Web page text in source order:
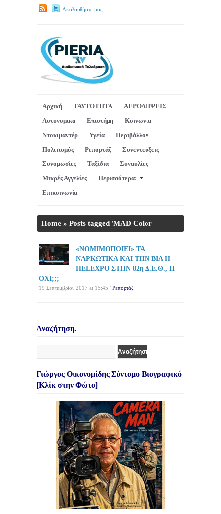
Ακολουθήστε μας.
Αρχική ΤΑΥΤΟΤΗΤΑ
ΑΕΡΟΛΗΨΕΙΣ
Αστυνομικά
Επιστήμη
Κοινωνία
Ντοκιμαντέρ
Υγεία
Περιβάλλον
Πολιτισμός
Ρεπορτάζ
Συνεντεύξεις
Συνομωσίες
Ταξίδια
Συναυλίες
Μικρές Αγγελίες
Περισσότερα:
Επικοινωνία
Home » Posts tagged 'MAD Color
«ΝΟΜΙΜΟΠΟΙΕΙ» ΤΑ
ΝΑΡΚΩΤΙΚΑ ΚΑΙ ΤΗΝ ΒΙΑ Η
HELEXPO ΣΤΗΝ 82η Δ.Ε.Θ., Η
ΟΧΙ;;;
19 Σεπτεμβρίου 2017 at 15:45 / Ρεπορτάζ
Αναζήτηση.
Γιώργος Οικονομίδης Σύντομο Βιογραφικό
[Κλίκ στην Φώτο]